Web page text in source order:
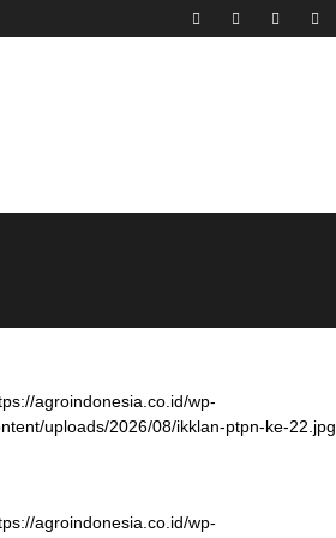
agroindonesia.co.id/wp-
uploads/2026/08/ikklan-ptpn-ke-22.jpg
agroindonesia.co.id/wp-